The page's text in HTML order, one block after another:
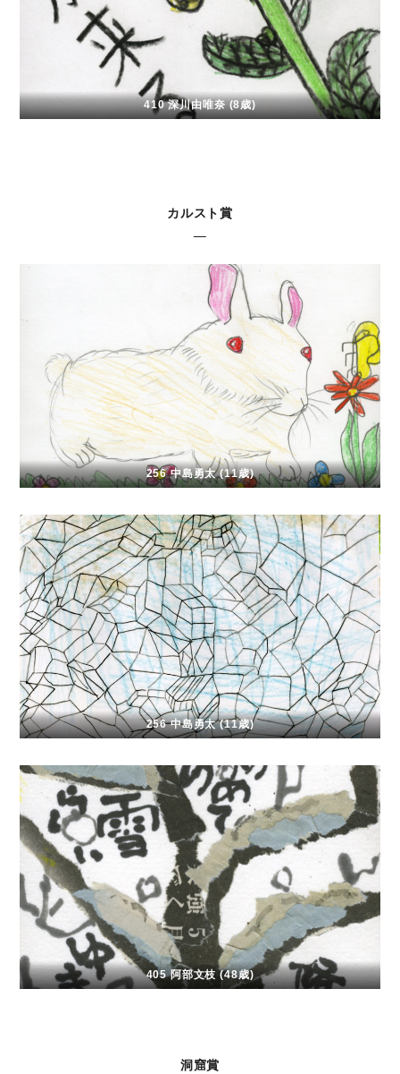
410 深川由唯奈 (8歳)
カルスト賞
256 中島勇太 (11歳)
256 中島勇太 (11歳)
405 阿部文枝 (48歳)
洞窟賞